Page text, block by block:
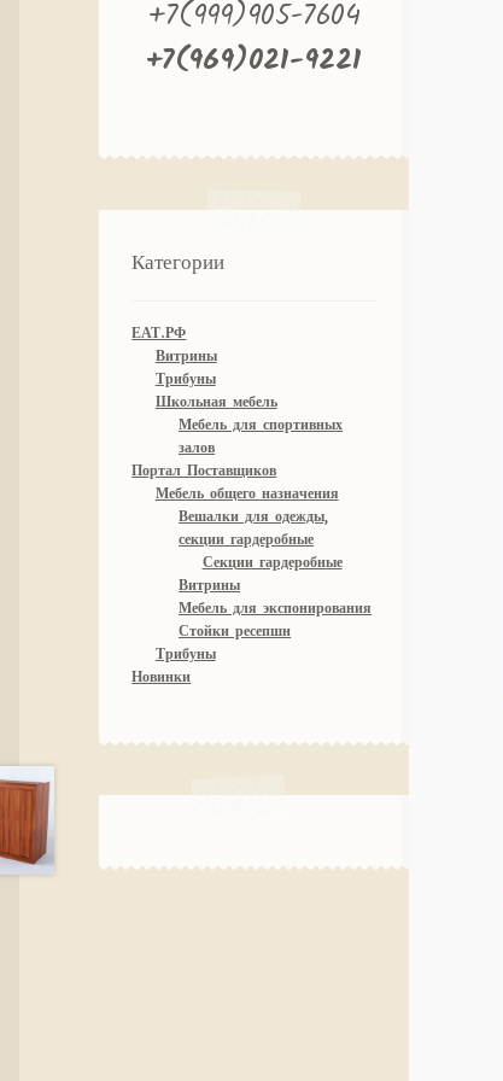
+7(999)905-7604
+7(969)021-9221
Категории
ЕАТ.РФ
Витрины
Трибуны
Школьная мебель
Мебель для спортивных
залов
Портал Поставщиков
Мебель общего назначения
Вешалки для одежды,
секции гардеробные
Секции гардеробные
Витрины
Мебель для экспонирования
Стойки ресепшн
Трибуны
Новинки